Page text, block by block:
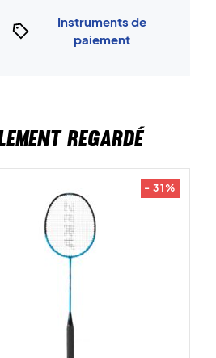
Instruments de
paiement
REGARDÉ
- 31%